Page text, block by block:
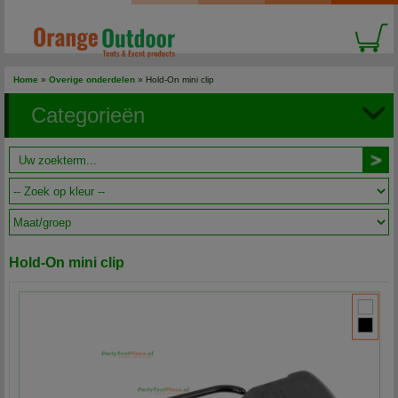
Home » Overige onderdelen » Hold-On mini clip
Categorieën
Hold-On mini clip